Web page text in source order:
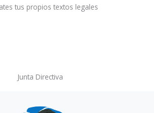
tus propios textos legales
Junta Directiva